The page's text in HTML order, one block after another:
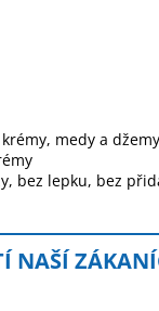
medy a džemy
bez lepku, bez